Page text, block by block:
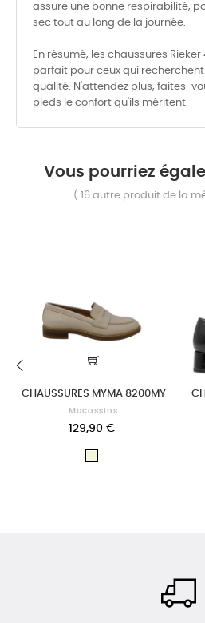
assure une bonne respirabilité,
sec tout au long de la journée.
En résumé, les chaussures Rieker
parfait pour ceux qui
qualité. N'attendez plus, faites-
pieds le confort qu'ils méritent.
Vous pourriez
( 16 autre produit de la
CHAUSSURES MYMA 8200MY
Mocassins
129,90 €